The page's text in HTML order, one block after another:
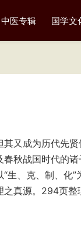
中医专辑 国学文
又成为历代先
秋战国时代的
生、克、制、化
真源。294页整